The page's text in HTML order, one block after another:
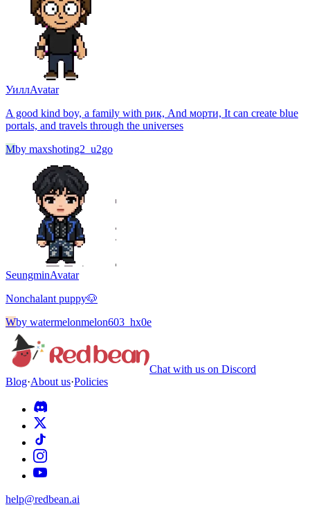
УиллAvatar
A good kind boy, a family with рик, And морти, It can create blue
portals, and travels through the universes
Mby maxshoting2_u2go
SeungminAvatar
Nonchalant puppy🐶
Wby watermelonmelon603_hx0e
Chat with us on Discord
Blog·About us·Policies
help@redbean.ai